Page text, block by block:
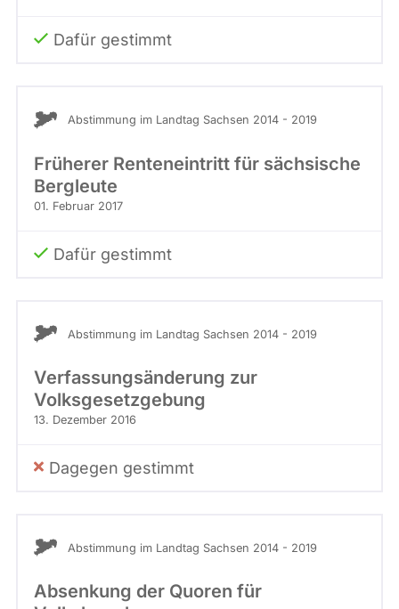
Dafür gestimmt
Abstimmung im Landtag Sachsen 2014 - 2019
Früherer Renteneintritt für sächsische
Bergleute
01. Februar 2017
Dafür gestimmt
Abstimmung im Landtag Sachsen 2014 - 2019
Verfassungsänderung zur
Volksgesetzgebung
13. Dezember 2016
Dagegen gestimmt
Abstimmung im Landtag Sachsen 2014 - 2019
Absenkung der Quoren für